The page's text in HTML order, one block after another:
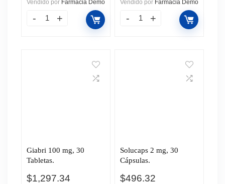
Vendido por Farmacia Demo Vendido por Farmacia Demo
Giabri 100 mg, 30
Tabletas.
$1,297.34
Solucaps 2 mg, 30
Cápsulas.
$496.32